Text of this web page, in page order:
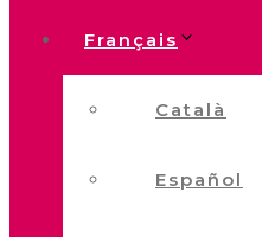
Français
Català
Español